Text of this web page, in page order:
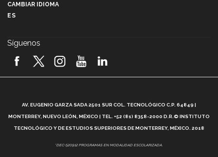
2026! (video)
¿Cómo es el Modelo Educativo Tec? (video)
Vida Tec: Feminismo e Inteligencia Artificial, Paola
CAMBIAR IDIOMA
ES
Síguenos
AV. EUGENIO GARZA SADA 2501 SUR COL. TECNOLÓGICO C.P. 64849 |
MONTERREY, NUEVO LEÓN, MÉXICO | TEL. +52 (81) 8358-2000 D.R.© INSTITUTO
TECNOLÓGICO Y DE ESTUDIOS SUPERIORES DE MONTERREY, MÉXICO. 2018
*DEC-520912 PROGRAMAS EN MODALIDAD ESCOLARIZADA.